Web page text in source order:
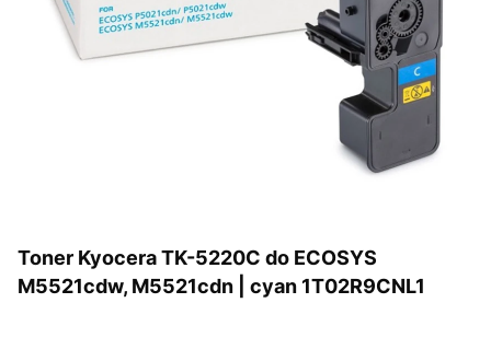
Toner Kyocera TK-5220C do ECOSYS
M5521cdw, M5521cdn | cyan 1T02R9CNL1